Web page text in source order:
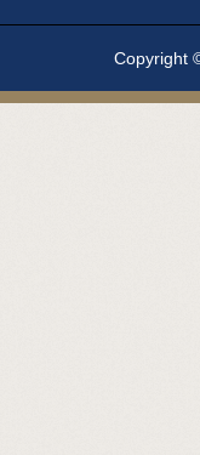
Copyright